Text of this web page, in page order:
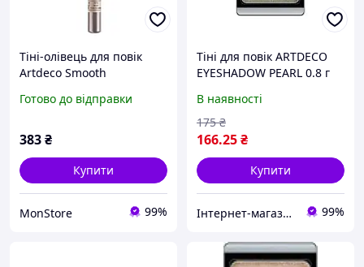
Тіні-олівець для повік
Artdeco Smooth
Anthracite
Готово до відправки
383₴
Купити
MonStore 99%
Тіні для повік ARTDECO
EYESHADOW PEARL 0.8 г
В наявності
166.25₴
175 ₴
Купити
Інтернет-магазин "Бонбонка" 99%